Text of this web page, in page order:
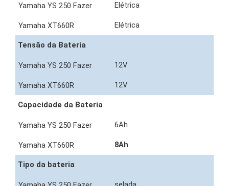
Elétrica
Elétrica
Tensão da Bateria
12V
12V
Capacidade da Bateria
6Ah
8Ah
Tipo da bateria